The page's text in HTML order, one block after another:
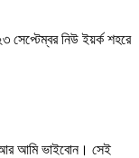
সেপ্টেম্বর নিউ ইয়র্ক শহরে
আর আমি ভাইবোন। সেই